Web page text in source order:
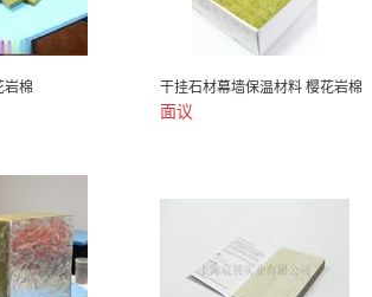
岩棉 干挂石材幕墙保温材料 樱花岩棉
面议